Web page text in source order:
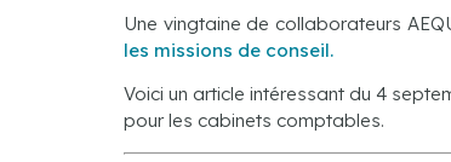
Une vingtaine de collaborateurs
les missions de conseil.
Voici un article intéressant du 4
pour les cabinets comptables.